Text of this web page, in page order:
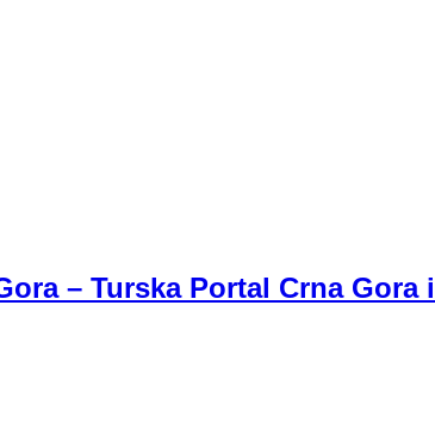
– Turska Portal Crna Gora